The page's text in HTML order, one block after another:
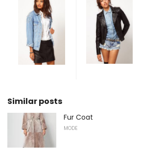
Similar posts
Fur Coat
MODE